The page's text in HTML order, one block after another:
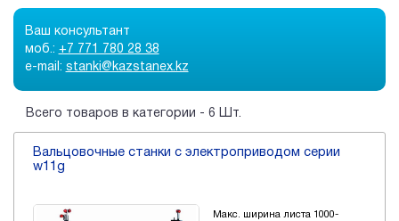
угловую и осевую регулировки.
Вальцы, используемые в металлургической
промышленности, имеют на поверхности вальков
металлического профиля.
Ваш консультант
моб.: +7 771 780 28 38
e-mail: stanki@kazstanex.kz
Всего товаров в категории - 6 Шт.
Вальцовочные станки с электроприводом серии
w11g
Макс. ширина листа 1000-